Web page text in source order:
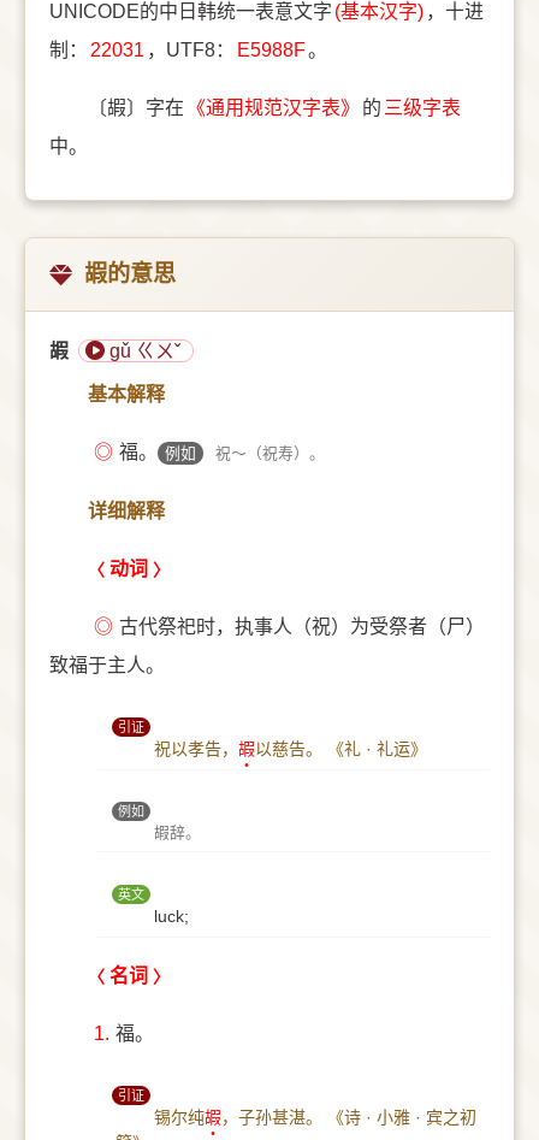
UNICODE的中日韩统一表意文字 (基本汉字) ，十进
制：
22031 ，UTF8： E5988F。
〔嘏〕字在 《通用规范汉字表》 的 三级字表
中。
嘏的意思
嘏 gǔ ㄍㄨˇ
基本解释
◎ 福。 例如 祝～（祝寿）。
详细解释
动词
◎ 古代祭祀时，执事人（祝）为受祭者（尸）
致福于主人。
引证
祝以孝告， 嘏以慈告。 《礼 · 礼运》
例如
嘏辞。
英文
luck;
名词
1. 福。
引证
锡尔纯嘏，子孙甚湛。
《诗 · 小雅 · 宾之初